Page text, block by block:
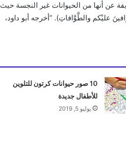
عن أنها من الحيوانات غير النجسة حيث
عليْكم والطَّوَّافاتِ). “أخرجه أبو داود،
10 صور حيوانات كرتون للتلوين
للأطفال جديدة
يوليو 5, 2019